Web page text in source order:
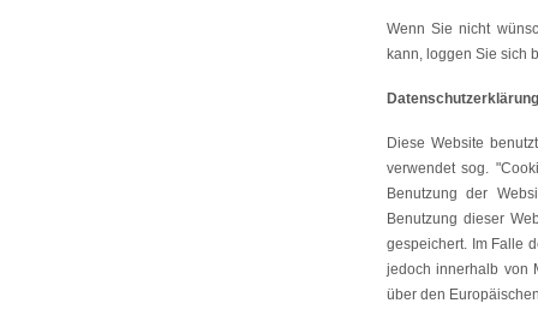
Wenn Sie nicht
kann, loggen Sie sich
Diese Website
verwendet sog.
Benutzung der
Benutzung dieser
gespeichert. Im Falle
jedoch innerhalb von
über den